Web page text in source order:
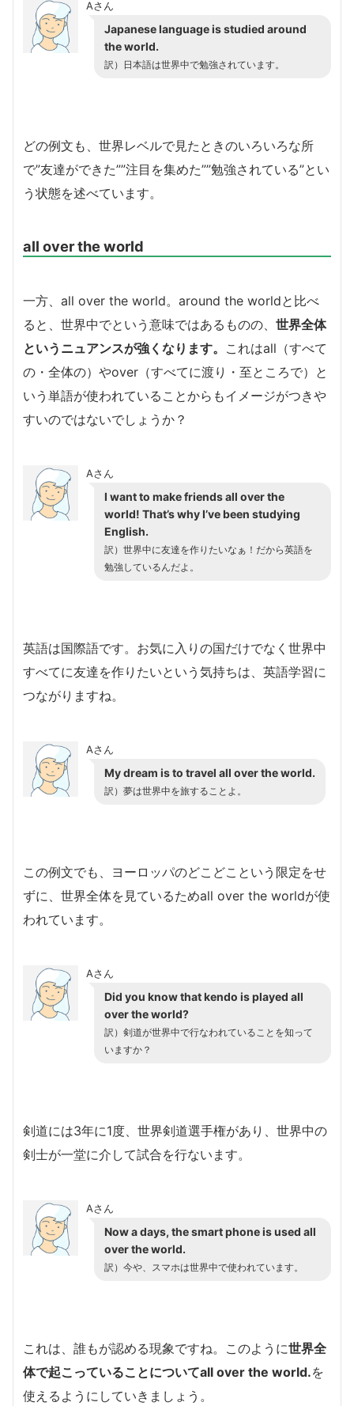
Aさん
Japanese language is studied around
the world.
訳）日本語は世界中で勉強されています。
どの例文も、世界レベルで見たときのいろいろな所
で”友達ができた””注目を集めた””勉強されている”とい
う状態を述べています。
all over the world
一方、all over the world。around the worldと比べ
ると、世界中でという意味ではあるものの、 世界全体
というニュアンスが強くなります。 これはall（すべて
の・全体の）やover（すべてに渡り・至ところで）と
いう単語が使われていることからもイメージがつきや
すいのではないでしょうか？
Aさん
I want to make friends all over the
world! That’s why I’ve been studying
English.
訳）世界中に友達を作りたいなぁ！だから英語を
勉強しているんだよ。
英語は国際語です。お気に入りの国だけでなく世界中
すべてに友達を作りたいという気持ちは、英語学習に
つながりますね。
Aさん
My dream is to travel all over the world.
訳）夢は世界中を旅することよ。
この例文でも、ヨーロッパのどこどこという限定をせ
ずに、世界全体を見ているためall over the worldが使
われています。
Aさん
Did you know that kendo is played all
over the world?
訳）剣道が世界中で行なわれていることを知って
いますか？
剣道には3年に1度、世界剣道選手権があり、世界中の
剣士が一堂に介して試合を行ないます。
Aさん
Now a days, the smart phone is used all
over the world.
訳）今や、スマホは世界中で使われています。
これは、誰もが認める現象ですね。このように世界全
体で起こっていることについてall over the world.を
使えるようにしていきましょう。